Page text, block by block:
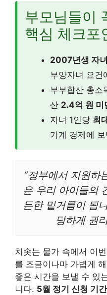
부모님들이
핵심 체크포
2007년생 자녀
부양자녀 요건
부부합산 총소
산 2.4억 원 미
자녀 1인당 최
가계 경제에
“정부에서 지원하
은 우리 아이들의
든한 밑거름이 됩
당하게 권
치솟는 물가 속에서 이
를 조금이나마 가볍게
좋은 시간을 보낼 수 있
니다. 5월 정기 신청 기간